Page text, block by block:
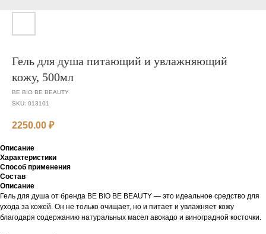
Гель для душа питающий и увлажняющий
кожу, 500мл
BE BIO BE BEAUTY
SKU: 013101
2250.00 ₽
Описание
Характеристики
Способ применения
Состав
Описание
Гель для душа от бренда BE BIO BE BEAUTY — это идеальное средство для
ухода за кожей. Он не только очищает, но и питает и увлажняет кожу
благодаря содержанию натуральных масел авокадо и виноградной косточки.